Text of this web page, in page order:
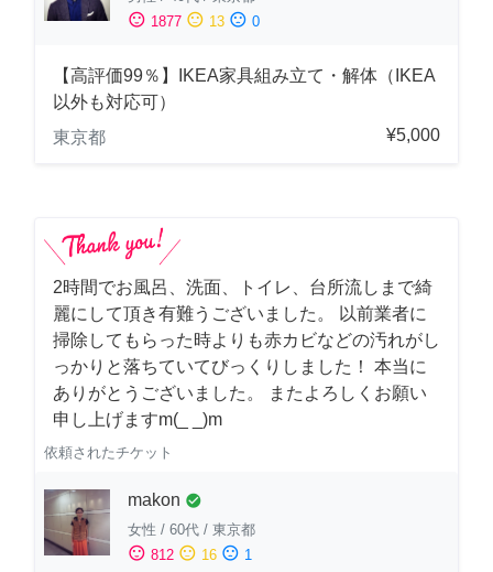
sentiment_satisfied 1877 sentiment_neutral 13 sentiment_dissatisfied 0
【高評価99％】IKEA家具組み立て・解体（IKEA
以外も対応可）
東京都
¥5,000
2時間でお風呂、洗面、トイレ、台所流しまで綺
麗にして頂き有難うございました。 以前業者に
掃除してもらった時よりも赤カビなどの汚れがし
っかりと落ちていてびっくりしました！ 本当に
ありがとうございました。 またよろしくお願い
申し上げますm(_ _)m
依頼されたチケット
makon check_circle
女性 / 60代 / 東京都
sentiment_satisfied 812 sentiment_neutral 16 sentiment_dissatisfied 1